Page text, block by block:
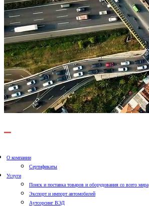
О компании
Сертификаты
Услуги
Поиск и поставка товаров и оборудования со всего мира
Экспорт и импорт автомобилей
Аутсорсинг ВЭД